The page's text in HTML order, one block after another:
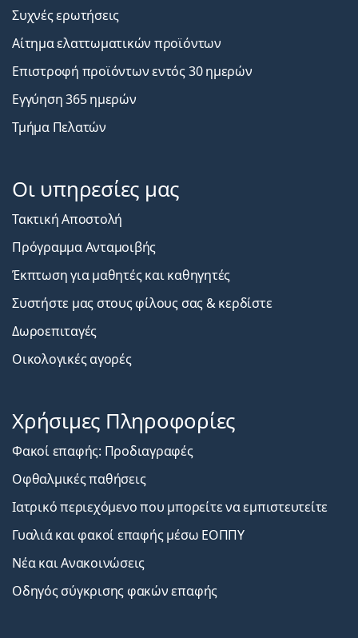
Συχνές ερωτήσεις
Αίτημα ελαττωματικών προϊόντων
Επιστροφή προϊόντων εντός 30 ημερών
Εγγύηση 365 ημερών
Τμήμα Πελατών
Οι υπηρεσίες μας
Τακτική Αποστολή
Πρόγραμμα Ανταμοιβής
Έκπτωση για μαθητές και καθηγητές
Συστήστε μας στους φίλους σας & κερδίστε
Δωροεπιταγές
Οικολογικές αγορές
Χρήσιμες Πληροφορίες
Φακοί επαφής: Προδιαγραφές
Οφθαλμικές παθήσεις
Ιατρικό περιεχόμενο που μπορείτε να εμπιστευτείτε
Γυαλιά και φακοί επαφής μέσω ΕΟΠΠΥ
Νέα και Ανακοινώσεις
Οδηγός σύγκρισης φακών επαφής